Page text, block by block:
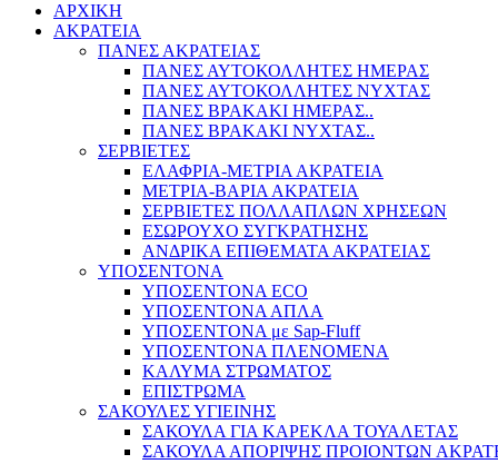
ΑΡΧΙΚΗ
ΑΚΡΑΤΕΙΑ
ΠΑΝΕΣ ΑΚΡΑΤΕΙΑΣ
ΠΑΝΕΣ ΑΥΤΟΚΟΛΛΗΤΕΣ ΗΜΕΡΑΣ
ΠΑΝΕΣ ΑΥΤΟΚΟΛΛΗΤΕΣ ΝΥΧΤΑΣ
ΠΑΝΕΣ ΒΡΑΚΑΚΙ ΗΜΕΡΑΣ..
ΠΑΝΕΣ ΒΡΑΚΑΚΙ ΝΥΧΤΑΣ..
ΣΕΡΒΙΕΤΕΣ
ΕΛΑΦΡΙΑ-ΜΕΤΡΙΑ ΑΚΡΑΤΕΙΑ
ΜΕΤΡΙΑ-ΒΑΡΙΑ ΑΚΡΑΤΕΙΑ
ΣΕΡΒΙΕΤΕΣ ΠΟΛΛΑΠΛΩΝ ΧΡΗΣΕΩΝ
ΕΣΩΡΟΥΧΟ ΣΥΓΚΡΑΤΗΣΗΣ
ΑΝΔΡΙΚΑ ΕΠΙΘΕΜΑΤΑ ΑΚΡΑΤΕΙΑΣ
ΥΠΟΣΕΝΤΟΝΑ
ΥΠΟΣΕΝΤΟΝΑ ECO
ΥΠΟΣΕΝΤΟΝΑ ΑΠΛΑ
ΥΠΟΣΕΝΤΟΝΑ με Sap-Fluff
ΥΠΟΣΕΝΤΟΝΑ ΠΛΕΝΟΜΕΝΑ
ΚΑΛΥΜΑ ΣΤΡΩΜΑΤΟΣ
ΕΠΙΣΤΡΩΜΑ
ΣΑΚΟΥΛΕΣ ΥΓΙΕΙΝΗΣ
ΣΑΚΟΥΛΑ ΓΙΑ ΚΑΡΕΚΛΑ ΤΟΥΑΛΕΤΑΣ
ΣΑΚΟΥΛΑ ΑΠΟΡΙΨΗΣ ΠΡΟΙΟΝΤΩΝ